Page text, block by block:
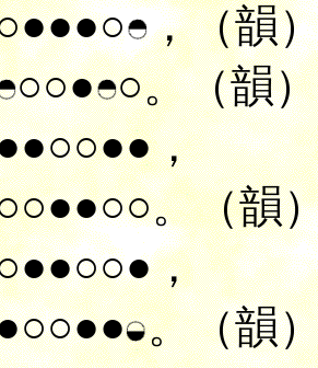
，（韻
○○● ○。（韻）
，
。（韻
，
。（